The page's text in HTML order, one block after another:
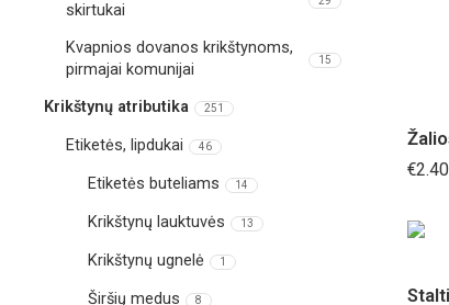
€2.40
skirtukai
Kvapnios dovanos krikštynoms,
pirmajai komunijai
15
Krikštynų atributika 251
Etiketės, lipdukai 46
Etiketės buteliams 14
Krikštynų lauktuvės 13
Krikštynų ugnelė 1
Širšių medus 8